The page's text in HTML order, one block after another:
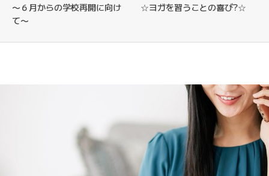
〜６月からの学校再開に向け
て〜
☆ヨガを習うことの喜び?☆